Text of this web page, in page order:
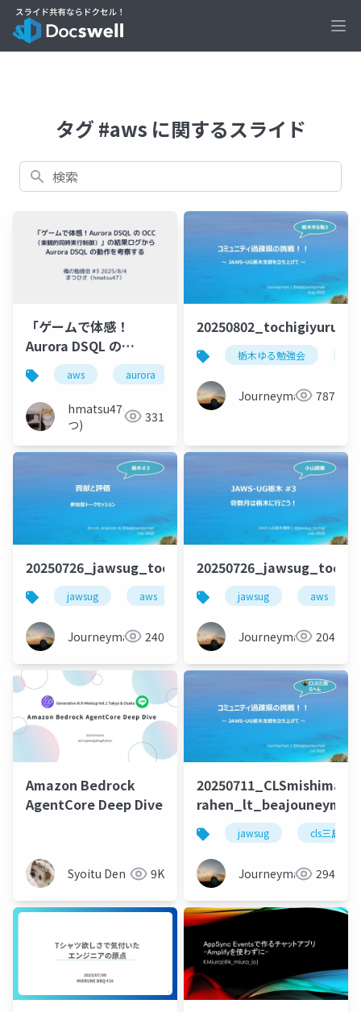
タグ #aws に関するスライド
検索
「ゲームで体感！
Aurora DSQL の
OCC（楽観的同時実行
制御）」の結果ログか
ら Aurora DSQL の動作
を考察する
aws aurora
hmatsu47(ま
つ)
331
栃木ゆる勉強会
Journeyman 787
20250726_jawsug_tochigi_3_talk_beajouneyman
jawsug aws 栃木
Journeyman 240
jawsug aws
Journeyman 204
Amazon Bedrock
AgentCore Deep Dive
Syoitu Den 9K
20250711_CLSmishima-
rahen_lt_beajouneyman
jawsug cls三島ら
Journeyman 294